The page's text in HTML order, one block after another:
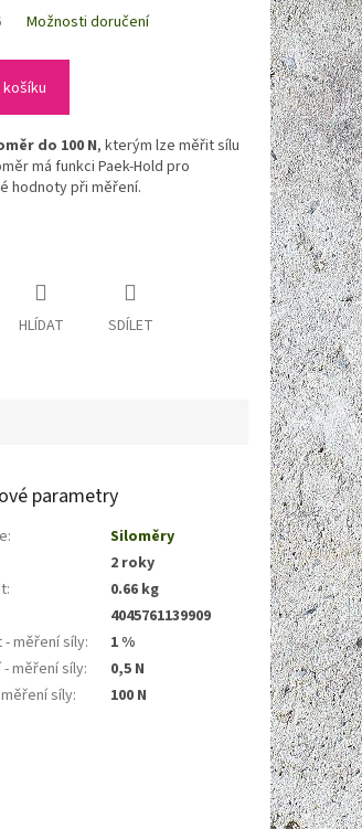
Možnosti doručení
do 100 N, kterým lze měřit sílu
má funkci Paek-Hold pro
hodnoty při měření.
HLÍDAT SDÍLET
parametry
:
Siloměry
2 roky
:
0.66 kg
4045761139909
měření síly:
1 %
- měření síly:
0,5 N
síly: 100 N